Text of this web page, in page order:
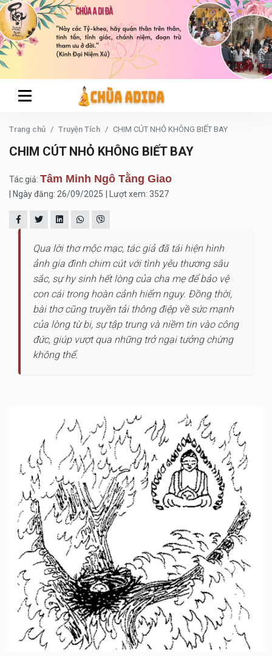
Trang chủ Truyện Tích CHIM CÚT NHỎ KHÔNG BIẾT BAY
CHIM CÚT NHỎ KHÔNG BIẾT BAY
Tác giả: Tâm Minh Ngô Tằng Giao
| Ngày đăng: 26/09/2025 | Lượt xem: 3527
Qua lời thơ mộc mạc, tác giả đã tái hiện hình
ảnh gia đình chim cút với tình yêu thương sâu
sắc, sự hy sinh hết lòng của cha mẹ để bảo vệ
con cái trong hoàn cảnh hiểm nguy. Đồng thời,
bài thơ cũng truyền tải thông điệp về sức mạnh
của lòng từ bi, sự tập trung và niềm tin vào công
đức, giúp vượt qua những trở ngại tưởng chừng
không thể.